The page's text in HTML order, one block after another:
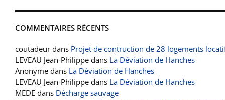
COMMENTAIRES RÉCENTS
coutadeur dans Projet de contruction de 28 logements
LEVEAU Jean-Philippe dans La Déviation de Hanches
Anonyme dans La Déviation de Hanches
LEVEAU Jean-Philippe dans La Déviation de Hanches
MEDE dans Décharge sauvage